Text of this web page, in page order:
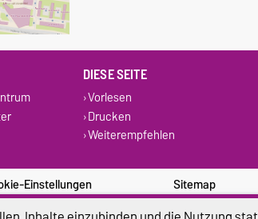
DIESE SEITE
Vorlesen
Drucken
Weiterempfehlen
Einstellungen Sitemap